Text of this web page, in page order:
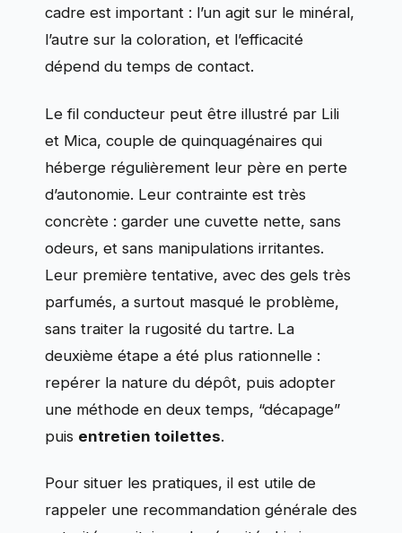
cadre est important : l’un agit sur le minéral,
l’autre sur la coloration, et l’efficacité
dépend du temps de contact.
Le fil conducteur peut être illustré par Lili
et Mica, couple de quinquagénaires qui
héberge régulièrement leur père en perte
d’autonomie. Leur contrainte est très
concrète : garder une cuvette nette, sans
odeurs, et sans manipulations irritantes.
Leur première tentative, avec des gels très
parfumés, a surtout masqué le problème,
sans traiter la rugosité du tartre. La
deuxième étape a été plus rationnelle :
repérer la nature du dépôt, puis adopter
une méthode en deux temps, “décapage”
puis entretien toilettes.
Pour situer les pratiques, il est utile de
rappeler une recommandation générale des